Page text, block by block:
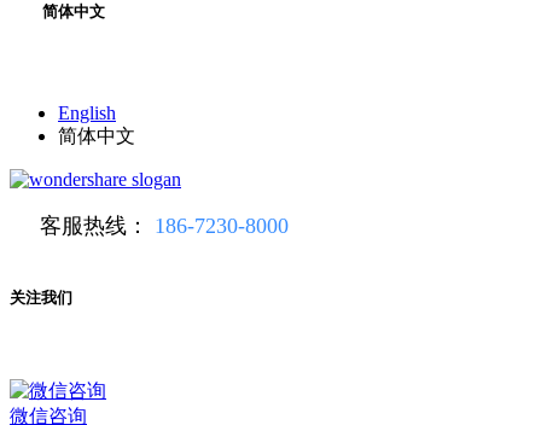
简体中文
English
简体中文
客服热线： 186-7230-8000
关注我们
微信咨询